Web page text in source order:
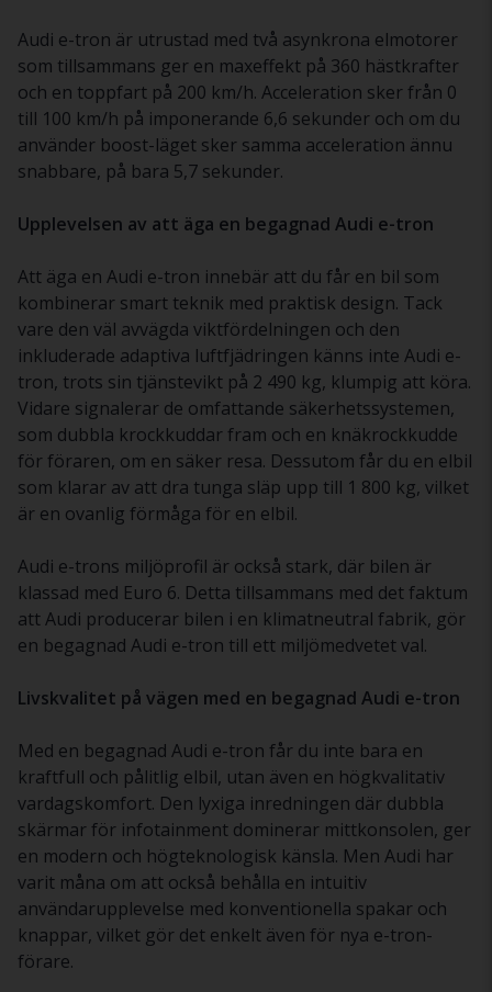
Audi e-tron är utrustad med två asynkrona elmotorer
som tillsammans ger en maxeffekt på 360 hästkrafter
och en toppfart på 200 km/h. Acceleration sker från 0
till 100 km/h på imponerande 6,6 sekunder och om du
använder boost-läget sker samma acceleration ännu
snabbare, på bara 5,7 sekunder.
Upplevelsen av att äga en begagnad Audi e-tron
Att äga en Audi e-tron innebär att du får en bil som
kombinerar smart teknik med praktisk design. Tack
vare den väl avvägda viktfördelningen och den
inkluderade adaptiva luftfjädringen känns inte Audi e-
tron, trots sin tjänstevikt på 2 490 kg, klumpig att köra.
Vidare signalerar de omfattande säkerhetssystemen,
som dubbla krockkuddar fram och en knäkrockkudde
för föraren, om en säker resa. Dessutom får du en elbil
som klarar av att dra tunga släp upp till 1 800 kg, vilket
är en ovanlig förmåga för en elbil.
Audi e-trons miljöprofil är också stark, där bilen är
klassad med Euro 6. Detta tillsammans med det faktum
att Audi producerar bilen i en klimatneutral fabrik, gör
en begagnad Audi e-tron till ett miljömedvetet val.
Livskvalitet på vägen med en begagnad Audi e-tron
Med en begagnad Audi e-tron får du inte bara en
kraftfull och pålitlig elbil, utan även en högkvalitativ
vardagskomfort. Den lyxiga inredningen där dubbla
skärmar för infotainment dominerar mittkonsolen, ger
en modern och högteknologisk känsla. Men Audi har
varit måna om att också behålla en intuitiv
användarupplevelse med konventionella spakar och
knappar, vilket gör det enkelt även för nya e-tron-
förare.